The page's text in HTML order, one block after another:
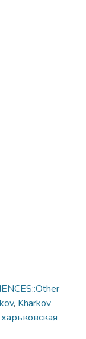
, Kharkov
харьковская